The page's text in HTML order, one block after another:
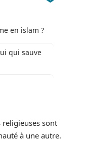
en islam ?
qui sauve
sont
à une autre.